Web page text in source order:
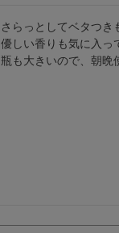
さらっとしてベタつき
優しい香りも気に入っ
瓶も大きいので、朝晩